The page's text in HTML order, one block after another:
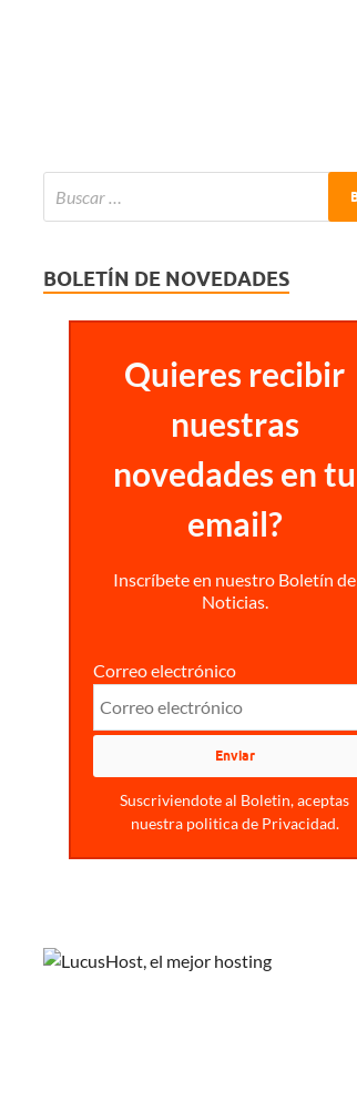
BOLETÍN DE NOVEDADES
Quieres recibir
nuestras
novedades en tu
email?
Inscríbete en nuestro Boletín de
Noticias.
Correo electrónico
Suscriviendote al Boletin, aceptas
nuestra politica de Privacidad.